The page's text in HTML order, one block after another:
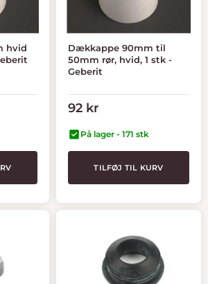
hvid
Dækkappe 90mm til
50mm rør, hvid, 1 stk -
Geberit
Tilbudspris
92 kr
På lager - 171 stk
TILFØJ TIL KURV